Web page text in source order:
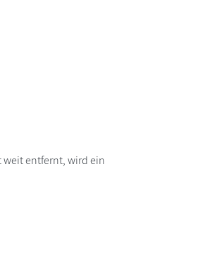
weit entfernt, wird ein